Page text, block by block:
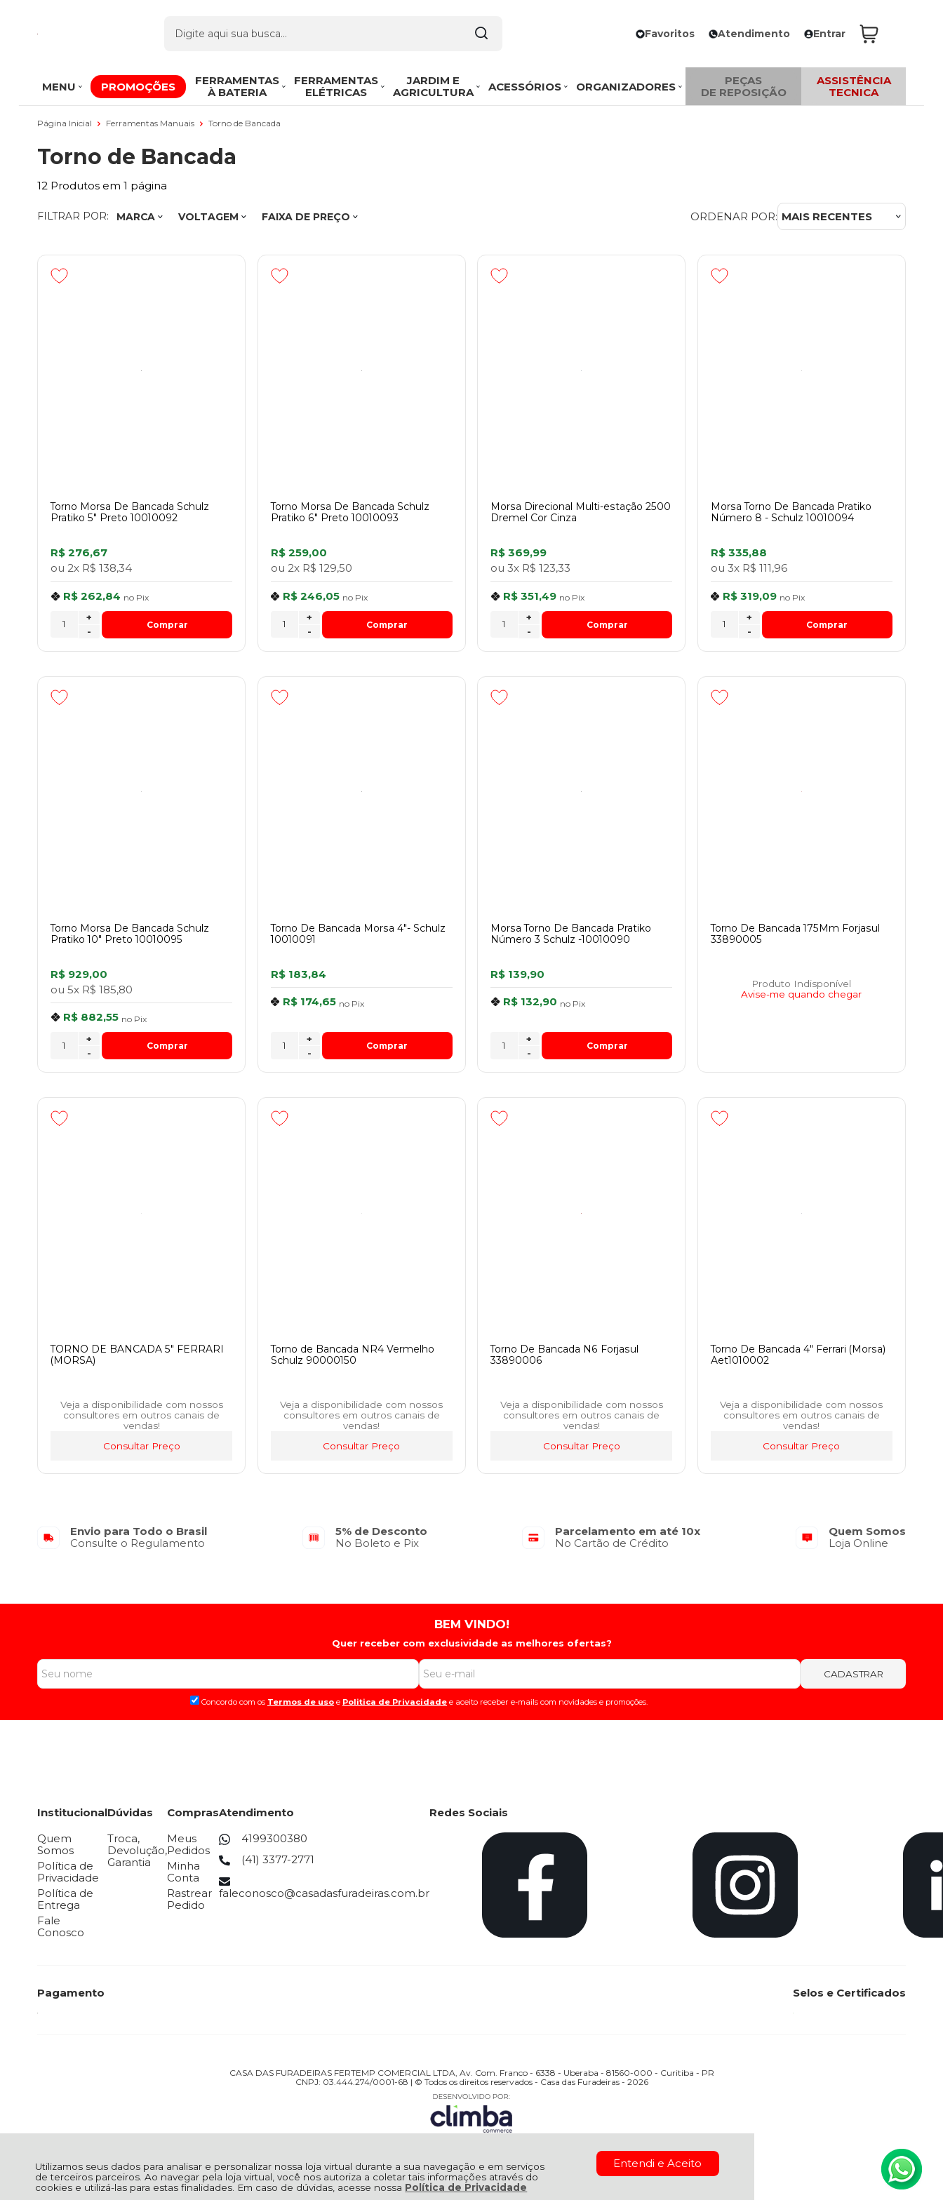
Utilizamos seus dados para analisar e personalizar nossa loja virtual durante a sua navegação e em serviços
de terceiros parceiros. Ao navegar pela loja virtual, você nos autoriza a coletar tais informações através do
cookies e utilizá-las para estas finalidades. Em caso de dúvidas, acesse nossa Política de Privacidade
Entendi e Aceito
Favoritos Atendimento Entrar
MENU PROMOÇÕES
FERRAMENTAS
À BATERIA
FERRAMENTAS
ELÉTRICAS
JARDIM E
AGRICULTURA
ACESSÓRIOS ORGANIZADORES
PEÇAS
DE REPOSIÇÃO
ASSISTÊNCIA
TECNICA
Página Inicial Ferramentas Manuais Torno de Bancada
Torno de Bancada
12 Produtos em 1 página
FILTRAR POR: MARCA VOLTAGEM FAIXA DE PREÇO ORDENAR POR: MAIS RECENTES
Torno Morsa De Bancada Schulz
Pratiko 5" Preto 10010092
R$ 276,67
ou 2x R$ 138,34
R$ 262,84 no Pix
-
+
Comprar
Torno Morsa De Bancada Schulz
Pratiko 6" Preto 10010093
R$ 259,00
ou 2x R$ 129,50
R$ 246,05 no Pix
-
+
Comprar
Morsa Direcional Multi-estação 2500
Dremel Cor Cinza
R$ 369,99
ou 3x R$ 123,33
R$ 351,49 no Pix
-
+
Comprar
Morsa Torno De Bancada Pratiko
Número 8 - Schulz 10010094
R$ 335,88
ou 3x R$ 111,96
R$ 319,09 no Pix
-
+
Comprar
Torno Morsa De Bancada Schulz
Pratiko 10" Preto 10010095
R$ 929,00
ou 5x R$ 185,80
R$ 882,55 no Pix
-
+
Comprar
Torno De Bancada Morsa 4"- Schulz
10010091
R$ 183,84
R$ 174,65 no Pix
-
+
Comprar
Morsa Torno De Bancada Pratiko
Número 3 Schulz -10010090
R$ 139,90
R$ 132,90 no Pix
-
+
Comprar
Torno De Bancada 175Mm Forjasul
33890005
Produto Indisponível
Avise-me quando chegar
TORNO DE BANCADA 5" FERRARI
(MORSA)
Veja a disponibilidade com nossos
consultores em outros canais de
vendas!
Consultar Preço
Torno de Bancada NR4 Vermelho
Schulz 90000150
Veja a disponibilidade com nossos
consultores em outros canais de
vendas!
Consultar Preço
Torno De Bancada N6 Forjasul
33890006
Veja a disponibilidade com nossos
consultores em outros canais de
vendas!
Consultar Preço
Torno De Bancada 4" Ferrari (Morsa)
Aet1010002
Veja a disponibilidade com nossos
consultores em outros canais de
vendas!
Consultar Preço
Envio para Todo o Brasil
Consulte o Regulamento
5% de Desconto
No Boleto e Pix
Parcelamento em até 10x
No Cartão de Crédito
Quem Somos
Loja Online
BEM VINDO!
Quer receber com exclusividade as melhores ofertas?
Concordo com os Termos de uso e Politica de Privacidade e aceito receber e-mails com novidades e promoções.
CADASTRAR
Institucional
Quem
Somos
Política de
Privacidade
Política de
Entrega
Fale
Conosco
Dúvidas
Troca,
Devolução,
Garantia
Compras
Meus
Pedidos
Minha
Conta
Rastrear
Pedido
Atendimento
4199300380
(41) 3377-2771
faleconosco@casadasfuradeiras.com.br
Redes Sociais
Pagamento Selos e Certificados
CASA DAS FURADEIRAS FERTEMP COMERCIAL LTDA, Av. Com. Franco - 6338 - Uberaba - 81560-000 - Curitiba - PR
CNPJ: 03.444.274/0001-68 | © Todos os direitos reservados - Casa das Furadeiras - 2026